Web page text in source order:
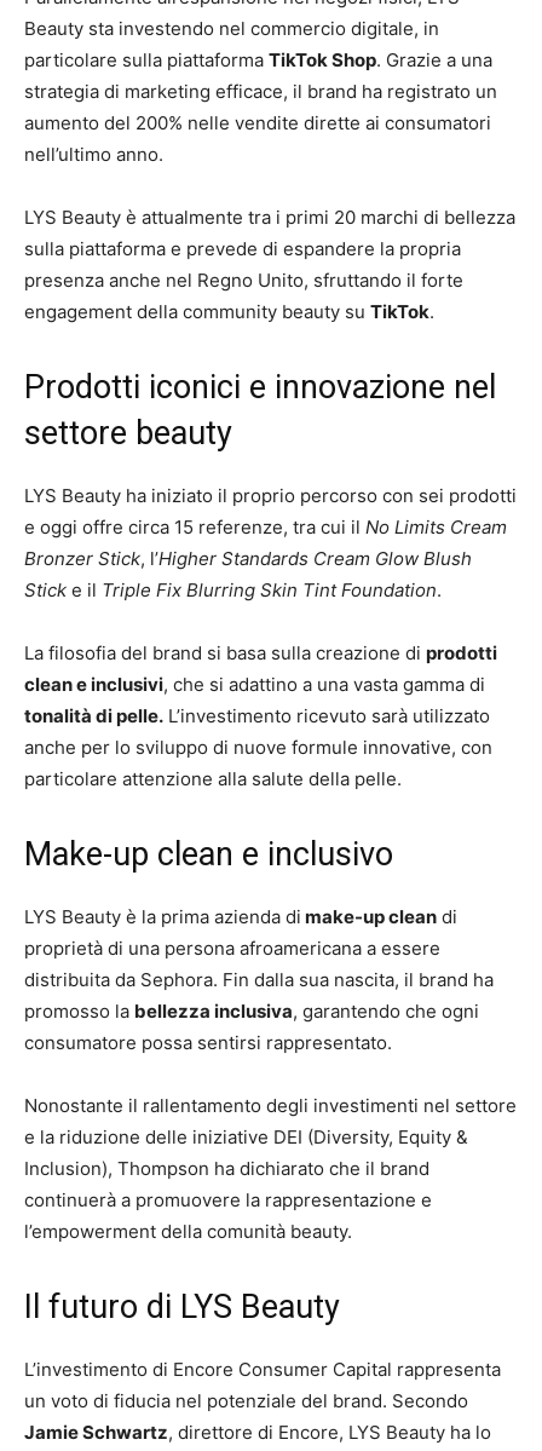
Beauty sta investendo nel commercio digitale, in
particolare sulla piattaforma TikTok Shop. Grazie a una
strategia di marketing efficace, il brand ha registrato un
aumento del 200% nelle vendite dirette ai consumatori
nell’ultimo anno.
LYS Beauty è attualmente tra i primi 20 marchi di bellezza
sulla piattaforma e prevede di espandere la propria
presenza anche nel Regno Unito, sfruttando il forte
engagement della community beauty su TikTok.
Prodotti iconici e innovazione nel
settore beauty
LYS Beauty ha iniziato il proprio percorso con sei prodotti
e oggi offre circa 15 referenze, tra cui il No Limits Cream
Bronzer Stick, l’Higher Standards Cream Glow Blush
Stick e il Triple Fix Blurring Skin Tint Foundation.
La filosofia del brand si basa sulla creazione di prodotti
clean e inclusivi, che si adattino a una vasta gamma di
tonalità di pelle. L’investimento ricevuto sarà utilizzato
anche per lo sviluppo di nuove formule innovative, con
particolare attenzione alla salute della pelle.
Make-up clean e inclusivo
LYS Beauty è la prima azienda di make-up clean di
proprietà di una persona afroamericana a essere
distribuita da Sephora. Fin dalla sua nascita, il brand ha
promosso la bellezza inclusiva, garantendo che ogni
consumatore possa sentirsi rappresentato.
Nonostante il rallentamento degli investimenti nel settore
e la riduzione delle iniziative DEI (Diversity, Equity &
Inclusion), Thompson ha dichiarato che il brand
continuerà a promuovere la rappresentazione e
l’empowerment della comunità beauty.
Il futuro di LYS Beauty
L’investimento di Encore Consumer Capital rappresenta
un voto di fiducia nel potenziale del brand. Secondo
Jamie Schwartz, direttore di Encore, LYS Beauty ha lo